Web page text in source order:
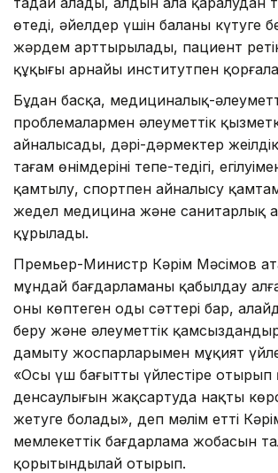
өтеді, әйелдер үшін баланы күтуге
жәрдем арттырылады, пациент
құқығы арнайы институтпен
Бұдан басқа, медициналық-
проблемалармен әлеуметтік
айналысады, дәрі-дәрмектер
тағам өнімдерінің тепе-теңдігі,
қамтылу, спортпен айналысу
жедел медицина және санитарлық
құрылады.
Премьер-Министр Кәрім Мәсімов
мұндай бағдарламаны қабылдау
оның көптеген оңды сәттері бар,
беру және әлеуметтік
дамыту жоспарларымен мұқият
«Осы үш бағытты үйлестіре отырып
денсаулығын жақсартуда нақты
жетуге болады», деп мәлім етті
мемлекеттік бағдарлама жобасын
қорытындылай отырып.